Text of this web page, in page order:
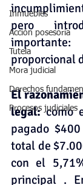
Inmuebles
Acción posesoria
Tutela
Mora judicial
Derechos
Procesos judiciales
pero
proporcional
El
legal: como
pagado
total de
con el
principal .